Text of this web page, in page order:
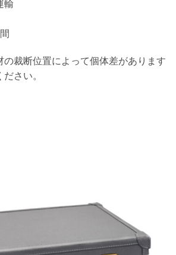
輸
裁断位置によって個体差があります
さい。